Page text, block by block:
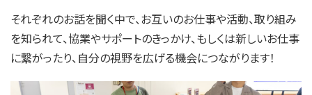
それぞれのお話を聞く中で、お互いのお仕事や活動、取り組み
を知られて、協業やサポートのきっかけ、もしくは新しいお仕事
に繋がったり、自分の視野を広げる機会につながります！